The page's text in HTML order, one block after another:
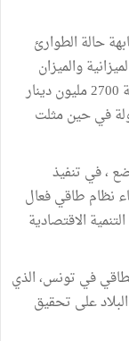
حالة الطوارئ
والميزان
التجاري، علما وأنّ الدولة خصّصت اعتمادات بقيمة 2700 مليون دينار
الدولة في حين مثلت
، في تنفيذ
نظام طاقي فعال
الاقتصادية
في تونس، الذي
مساعدة البلاد على تحقيق